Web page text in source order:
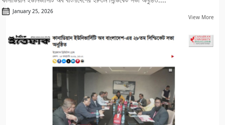
January 25, 2026
View More